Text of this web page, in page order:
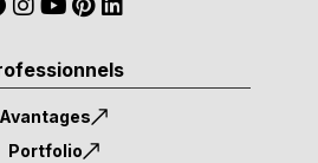
Avantages
Portfolio